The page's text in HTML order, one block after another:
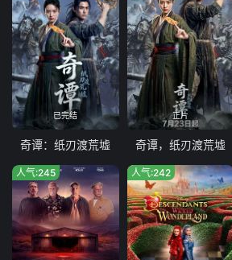
已完结
奇谭：纸刃渡荒墟
正片
奇谭，纸刃渡荒墟
人气:245 人气:242